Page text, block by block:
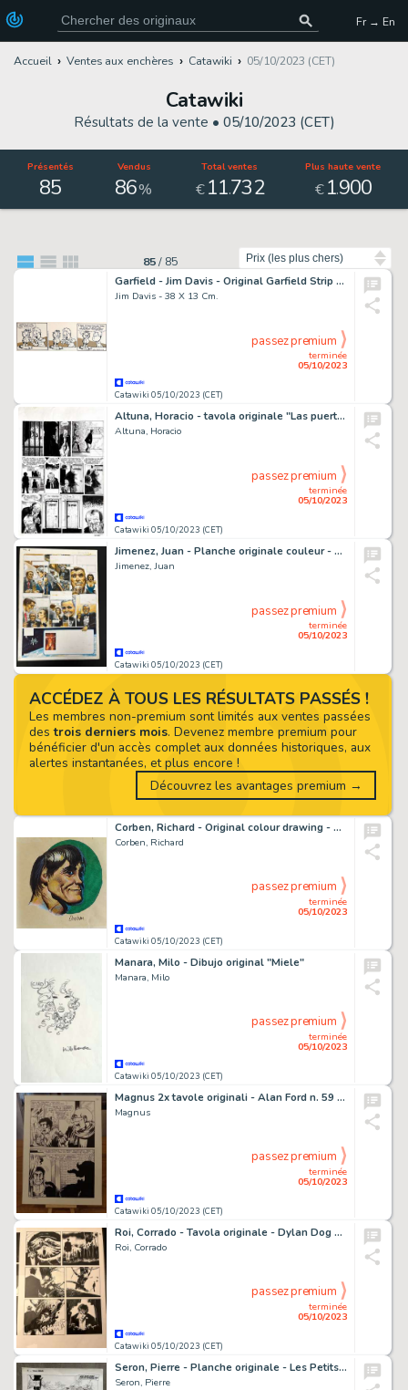
Fr → En
Accueil Ventes aux enchères Catawiki 05/10/2023 (CET)
Catawiki
Résultats de la vente • 05/10/2023 (CET)
Présentés
85
Vendus
86%
Total ventes
€ 11.732
Plus haute vente
€ 1.900
85/ 85
Garfield - Jim Davis - Original Garfield Strip - Exemplaire unique - (1993)
Jim Davis - 38 X 13 Cm.
Catawiki 05/10/2023 (CET)
terminée
05/10/2023
passez premium
Altuna, Horacio - tavola originale "Las puertitas del señor Lopez"
Altuna, Horacio
Catawiki 05/10/2023 (CET)
terminée
05/10/2023
passez premium
Jimenez, Juan - Planche originale couleur - Playboy
Jimenez, Juan
Catawiki 05/10/2023 (CET)
terminée
05/10/2023
passez premium
Corben, Richard - Original colour drawing - Portrait - (1981)
Corben, Richard
Catawiki 05/10/2023 (CET)
terminée
05/10/2023
passez premium
Manara, Milo - Dibujo original "Miele"
Manara, Milo
Catawiki 05/10/2023 (CET)
terminée
05/10/2023
passez premium
Magnus 2x tavole originali - Alan Ford n. 59 "I tre rock" - (1974)
Magnus
Catawiki 05/10/2023 (CET)
terminée
05/10/2023
passez premium
Roi, Corrado - Tavola originale - Dylan Dog n. 372 "Il bianco e il nero" - (2017)
Roi, Corrado
Catawiki 05/10/2023 (CET)
terminée
05/10/2023
passez premium
Seron, Pierre - Planche originale - Les Petits Hommes T43 - Castel Montrigu - (2005)
Seron, Pierre
ACCÉDEZ À TOUS LES RÉSULTATS PASSÉS !
Les membres non-premium sont limités aux ventes passées
destrois derniers mois. Devenez membre premium pour
bénéficier d'un accès complet aux données historiques, aux
alertes instantanées, et plus encore !
Découvrez les avantages premium →